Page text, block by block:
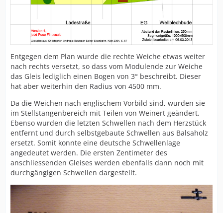
Entgegen dem Plan wurde die rechte Weiche etwas weiter
nach rechts versetzt, so dass vom Modulende zur Weiche
das Gleis lediglich einen Bogen von 3° beschreibt. Dieser
hat aber weiterhin den Radius von 4500 mm.
Da die Weichen nach englischem Vorbild sind, wurden sie
im Stellstangenbereich mit Teilen von Weinert geändert.
Ebenso wurden die letzten Schwellen nach dem Herzstück
entfernt und durch selbstgebaute Schwellen aus Balsaholz
ersetzt. Somit konnte eine deutsche Schwellenlage
angedeutet werden. Die ersten Zentimeter des
anschliessenden Gleises werden ebenfalls dann noch mit
durchgängigen Schwellen dargestellt.